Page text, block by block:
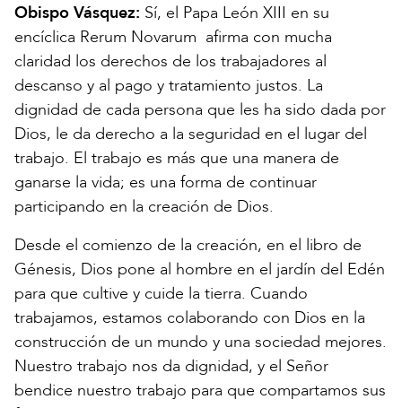
Obispo Vásquez: Sí, el Papa León XIII en su
encíclica Rerum Novarum afirma con mucha
claridad los derechos de los trabajadores al
descanso y al pago y tratamiento justos. La
dignidad de cada persona que les ha sido dada por
Dios, le da derecho a la seguridad en el lugar del
trabajo. El trabajo es más que una manera de
ganarse la vida; es una forma de continuar
participando en la creación de Dios.
Desde el comienzo de la creación, en el libro de
Génesis, Dios pone al hombre en el jardín del Edén
para que cultive y cuide la tierra. Cuando
trabajamos, estamos colaborando con Dios en la
construcción de un mundo y una sociedad mejores.
Nuestro trabajo nos da dignidad, y el Señor
bendice nuestro trabajo para que compartamos sus